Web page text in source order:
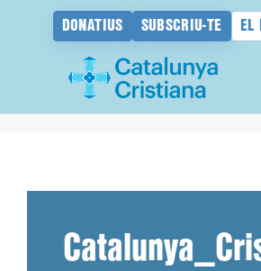
DONATIUS SUBSCRIU-TE EL